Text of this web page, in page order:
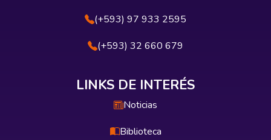
(+593) 97 933 2595
(+593) 32 660 679
LINKS DE INTERÉS
Noticias
Biblioteca